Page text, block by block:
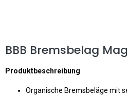
BBB Bremsbelag
Produktbeschreibung
Organische Bremsbeläge mit